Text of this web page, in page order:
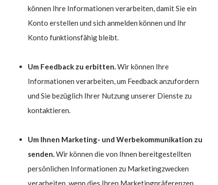
können Ihre Informationen verarbeiten, damit Sie ein
Konto erstellen und sich anmelden können und Ihr
Konto funktionsfähig bleibt.
Um Feedback zu erbitten.Wir können Ihre
Informationen verarbeiten, um Feedback anzufordern
und Sie bezüglich Ihrer Nutzung unserer Dienste zu
kontaktieren.
Um Ihnen Marketing- und Werbekommunikation zu
senden.Wir können die von Ihnen bereitgestellten
persönlichen Informationen zu Marketingzwecken
verarbeiten, wenn dies Ihren Marketingpräferenzen